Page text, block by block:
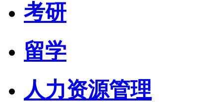
考研
留学
人力资源管理